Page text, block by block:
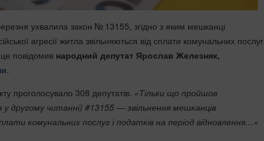
ухвалила закон № 13155, згідно з яким мешканці
агресії житла звільняються від сплати комунальних послуг
повідомив народний депутат Ярослав Железняк,
проголосувало 308 депутатів. «Тільки що пройшов
у другому читанні) #13155 — звільнення мешканців
комунальних послуг і податків на період відновлення…»